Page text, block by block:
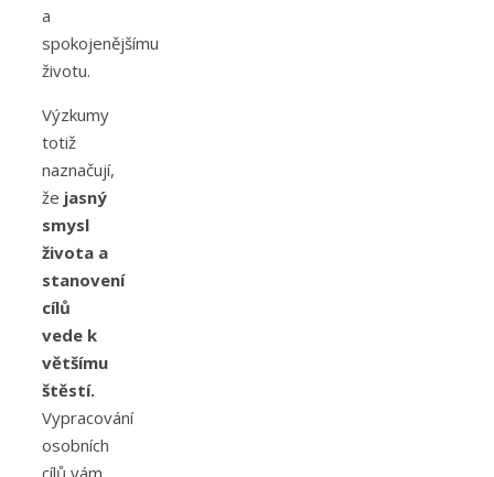
a
spokojenějšímu
životu.
Výzkumy
totiž
naznačují,
že jasný
smysl
života a
stanovení
cílů
vede k
většímu
štěstí.
Vypracování
osobních
cílů vám